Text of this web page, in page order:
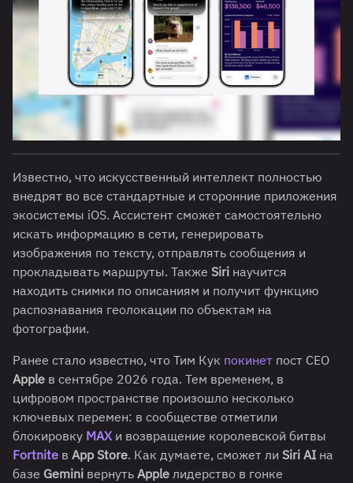
Известно, что искусственный интеллект полностью
внедрят во все стандартные и сторонние приложения
экосистемы iOS. Ассистент сможет самостоятельно
искать информацию в сети, генерировать
изображения по тексту, отправлять сообщения и
прокладывать маршруты. Также Siri научится
находить снимки по описаниям и получит функцию
распознавания геолокации по объектам на
фотографии.
Ранее стало известно, что Тим Кук покинет пост CEO
Apple в сентябре 2026 года. Тем временем, в
цифровом пространстве произошло несколько
ключевых перемен: в сообществе отметили
блокировку MAX и возвращение королевской битвы
Fortnite в App Store. Как думаете, сможет ли Siri AI на
базе Gemini вернуть Apple лидерство в гонке